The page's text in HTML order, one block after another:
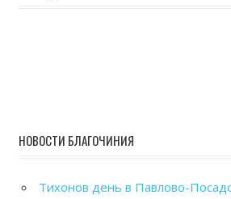
НОВОСТИ БЛАГОЧИНИЯ
Тихонов день в Павлово-